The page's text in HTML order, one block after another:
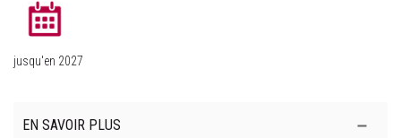
jusqu'en 2027
EN SAVOIR PLUS